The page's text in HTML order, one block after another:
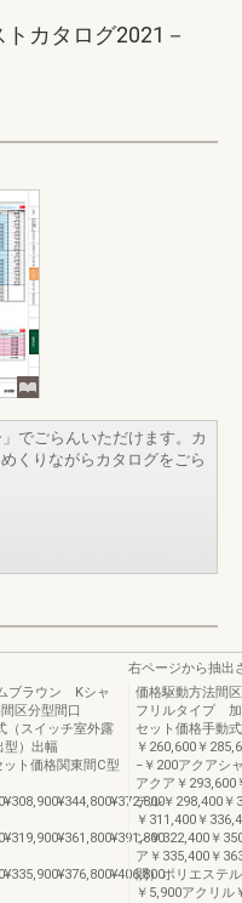
カタログ2021－
でごらんいただけます。カ
くりながらカタログをごら
ブラウン Kシャ
区分型間口
（スイッチ室外露
型）出幅
ト価格関東間C型
右ページから抽出
価格駆動方法間
フリルタイプ
セット価格手動
￥260,600￥
−￥200アクアシ
アクア￥293,600
テル￥298,400￥
￥311,400￥
ン￥322,400￥
ア￥335,400￥
間）ポリエステ
￥5,900アクリル